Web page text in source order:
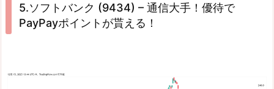
5.ソフトバンク (9434) – 通信大手！優待で
PayPayポイントが貰える！